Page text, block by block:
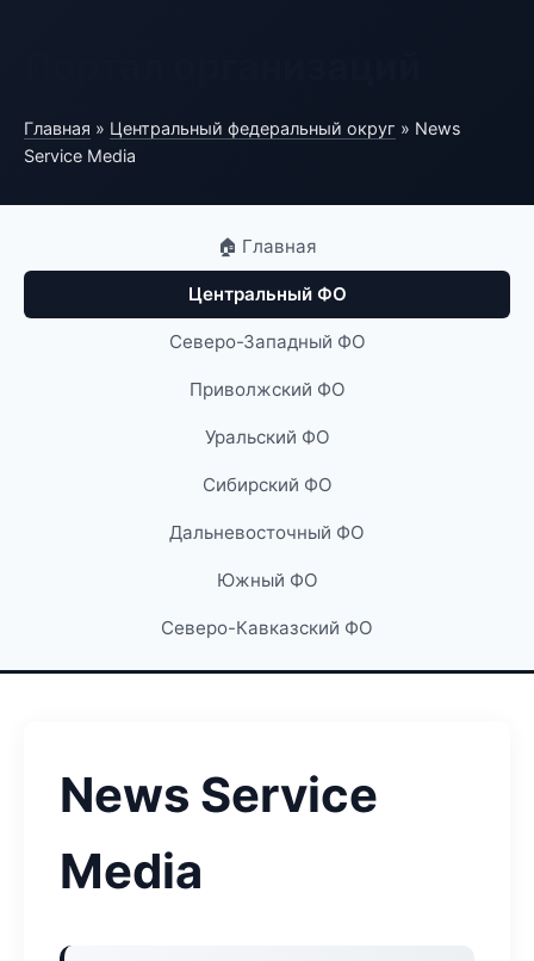
Главная » Центральный федеральный округ » News
Service Media
🏠 Главная
Центральный ФО
Северо-Западный ФО
Приволжский ФО
Уральский ФО
Сибирский ФО
Дальневосточный ФО
Южный ФО
Северо-Кавказский ФО
News Service
Media